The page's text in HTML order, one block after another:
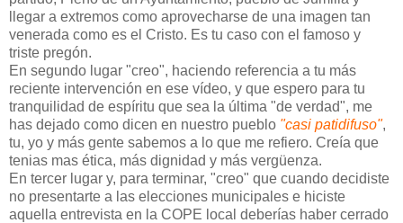
llegar a extremos como aprovecharse de una imagen tan
venerada como es el Cristo. Es tu caso con el famoso y
triste pregón.
En segundo lugar "creo", haciendo referencia a tu más
reciente intervención en ese vídeo, y que espero para tu
tranquilidad de espíritu que sea la última "de verdad", me
has dejado como dicen en nuestro pueblo "casi patidifuso",
tu, yo y más gente sabemos a lo que me refiero. Creía que
tenias mas ética, más dignidad y más vergüenza.
En tercer lugar y, para terminar, "creo" que cuando decidiste
no presentarte a las elecciones municipales e hiciste
aquella entrevista en la COPE local deberías haber cerrado